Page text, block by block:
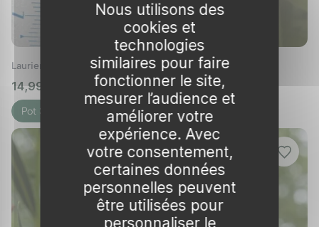
Laurier rose 'Madame Planchon'
14,99 € 🌱 en stock
Pot 3L
Nous utilisons des
cookies et
technologies
similaires pour faire
fonctionner le site,
mesurer l’audience et
améliorer votre
expérience. Avec
votre consentement,
certaines données
personnelles peuvent
être utilisées pour
personnaliser le